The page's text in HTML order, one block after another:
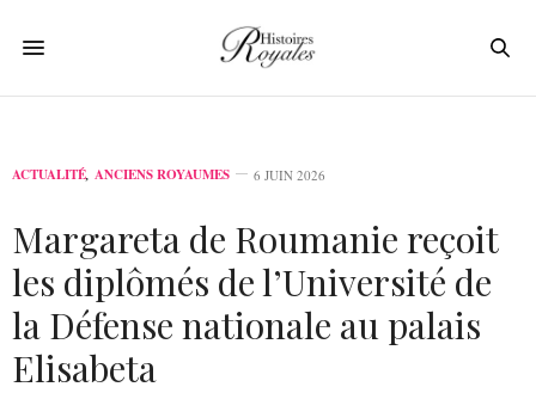
ACTUALITÉ, ANCIENS ROYAUMES 6 JUIN 2026
Margareta de Roumanie reçoit
les diplômés de l’Université de
la Défense nationale au palais
Elisabeta